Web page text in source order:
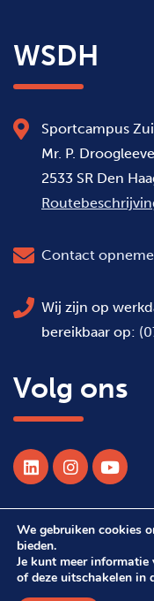
WSDH
Sportcampus
Mr. P.
2533 SR Den
Contact
Wij zijn op
bereikbaar op:
Volg ons
© 2026 Alle rechten
We gebruiken cookies
bieden.
Je kunt meer
of deze uitschakelen in